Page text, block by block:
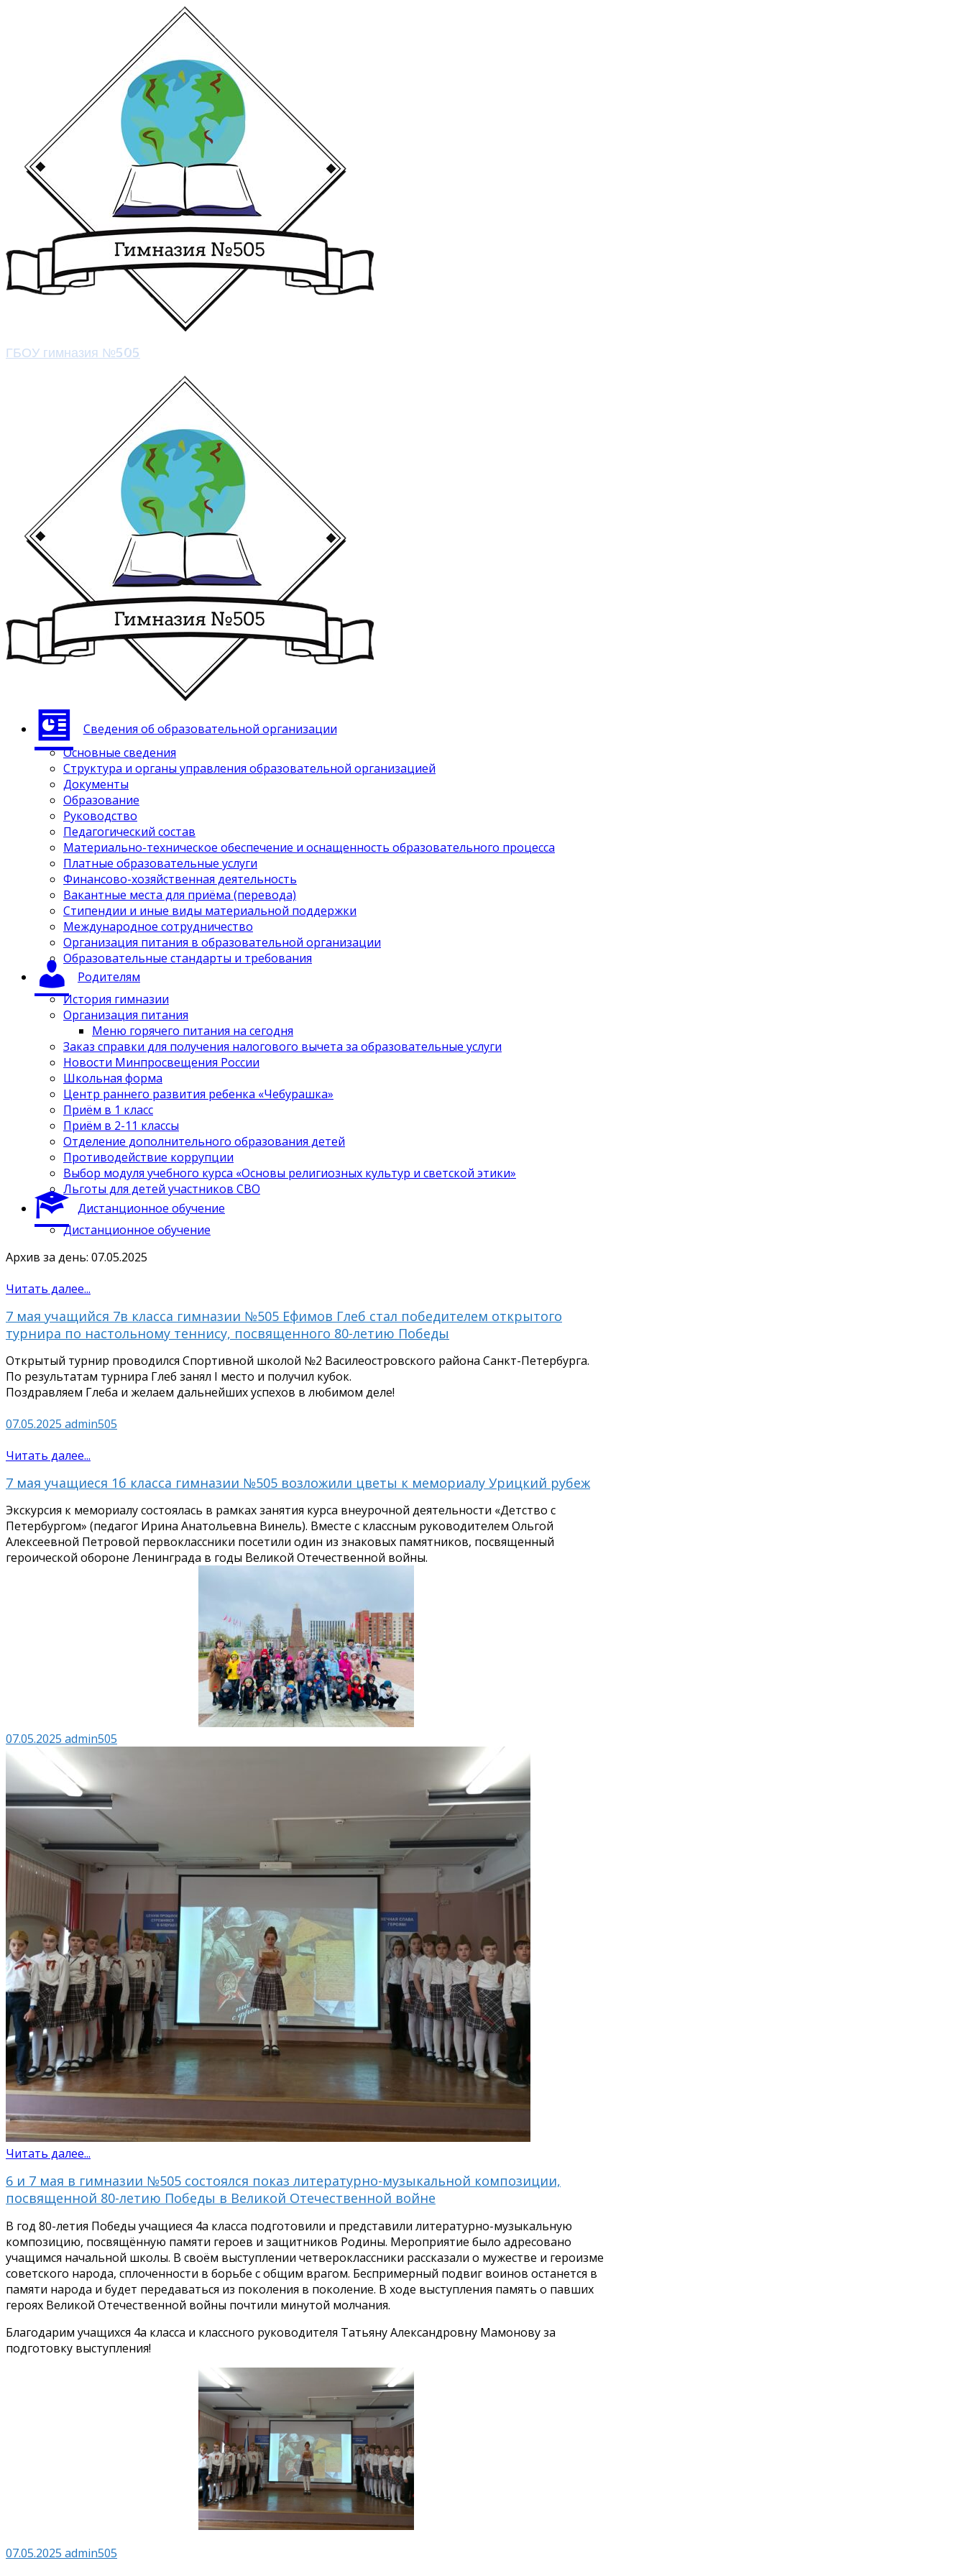
ГБОУ гимназия №505
Сведения об образовательной организации
Основные сведения
Структура и органы управления образовательной организацией
Документы
Образование
Руководство
Педагогический состав
Материально-техническое обеспечение и оснащенность образовательного процесса
Платные образовательные услуги
Финансово-хозяйственная деятельность
Вакантные места для приёма (перевода)
Стипендии и иные виды материальной поддержки
Международное сотрудничество
Организация питания в образовательной организации
Образовательные стандарты и требования
Родителям
История гимназии
Организация питания
Меню горячего питания на сегодня
Заказ справки для получения налогового вычета за образовательные услуги
Новости Минпросвещения России
Школьная форма
Центр раннего развития ребенка «Чебурашка»
Приём в 1 класс
Приём в 2-11 классы
Отделение дополнительного образования детей
Противодействие коррупции
Выбор модуля учебного курса «Основы религиозных культур и светской этики»
Льготы для детей участников СВО
Дистанционное обучение
Дистанционное обучение
Архив за день: 07.05.2025
Читать далее...
7 мая учащийся 7в класса гимназии №505 Ефимов Глеб стал победителем открытого
турнира по настольному теннису, посвященного 80-летию Победы
Открытый турнир проводился Спортивной школой №2 Василеостровского района Санкт-Петербурга.
По результатам турнира Глеб занял I место и получил кубок.
Поздравляем Глеба и желаем дальнейших успехов в любимом деле!
07.05.2025 admin505
Читать далее...
7 мая учащиеся 1б класса гимназии №505 возложили цветы к мемориалу Урицкий рубеж
Экскурсия к мемориалу состоялась в рамках занятия курса внеурочной деятельности «Детство с
Петербургом» (педагог Ирина Анатольевна Винель). Вместе с классным руководителем Ольгой
Алексеевной Петровой первоклассники посетили один из знаковых памятников, посвященный
героической обороне Ленинграда в годы Великой Отечественной войны.
07.05.2025 admin505
Читать далее...
6 и 7 мая в гимназии №505 состоялся показ литературно-музыкальной композиции,
посвященной 80-летию Победы в Великой Отечественной войне
В год 80-летия Победы учащиеся 4а класса подготовили и представили литературно-музыкальную
композицию, посвящённую памяти героев и защитников Родины. Мероприятие было адресовано
учащимся начальной школы. В своём выступлении четвероклассники рассказали о мужестве и героизме
советского народа, сплоченности в борьбе с общим врагом. Беспримерный подвиг воинов останется в
памяти народа и будет передаваться из поколения в поколение. В ходе выступления память о павших
героях Великой Отечественной войны почтили минутой молчания.
Благодарим учащихся 4а класса и классного руководителя Татьяну Александровну Мамонову за
подготовку выступления!
07.05.2025 admin505